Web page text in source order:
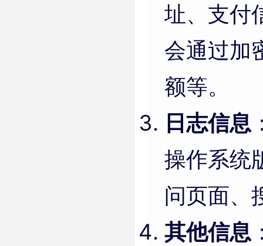
址、支付
会通过加
额等。
日志信息
操作系统
问页面、
其他信息